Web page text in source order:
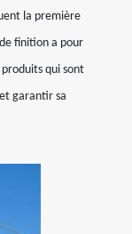
la première
finition a pour
qui sont
garantir sa